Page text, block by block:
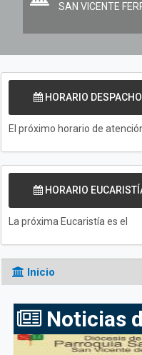
SAN VICENTE
HORARIO DESPACHO
El próximo horario de
HORARIO
La próxima Eucaristía es el
Inicio
Noticias